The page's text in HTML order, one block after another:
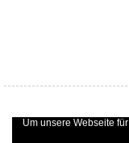
Um unsere Webseite